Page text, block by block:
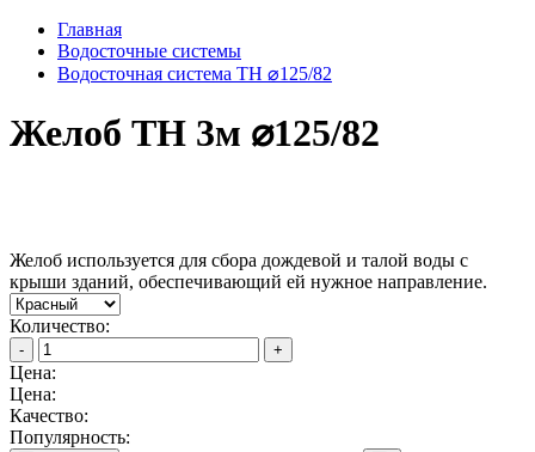
Главная
Водосточные системы
Водосточная система ТН ⌀125/82
Желоб ТН 3м ⌀125/82
Желоб используется для сбора дождевой и талой воды с
крыши зданий, обеспечивающий ей нужное направление.
Количество:
- +
Цена:
Цена:
Качество:
Популярность: